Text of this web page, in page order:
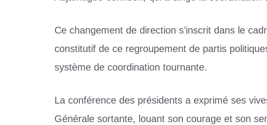
Ce changement de direction s’inscrit dans le
constitutif de ce regroupement de partis
système de coordination tournante.
La conférence des présidents a exprimé ses
Générale sortante, louant son courage et son